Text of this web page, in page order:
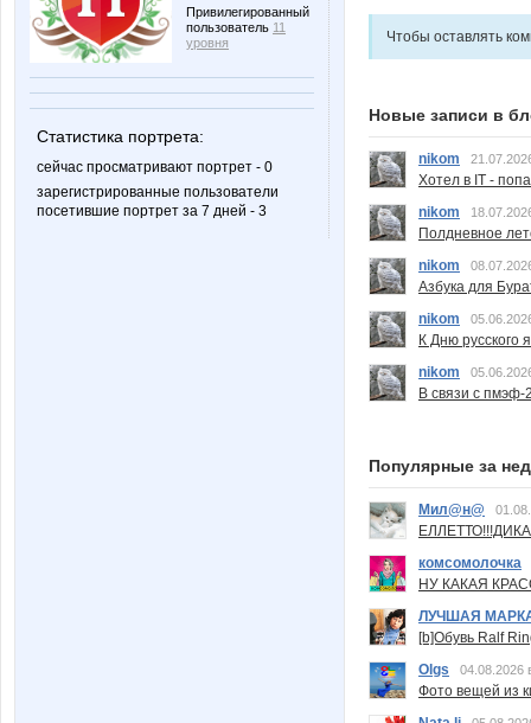
Привилегированный
пользователь 11
уровня
Статистика портрета:
сейчас просматривают портрет - 0
зарегистрированные пользователи
посетившие портрет за 7 дней - 3
Чтобы оставлять
Новые записи в
nikom
Хотел в IT -
nikom
Полдневное
nikom
Азбука для
nikom
К Дню русского
nikom
В связи с пмэф-
Популярные за
Мил@н@
комсомолочка
НУ КАКАЯ
ЛУЧШАЯ
[b]Обувь Ralf
Olgs
04.08.2026
Фото вещей из